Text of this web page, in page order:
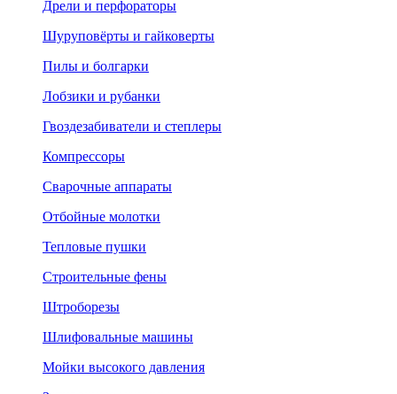
Дрели и перфораторы
Шуруповёрты и гайковерты
Пилы и болгарки
Лобзики и рубанки
Гвоздезабиватели и степлеры
Компрессоры
Сварочные аппараты
Отбойные молотки
Тепловые пушки
Строительные фены
Штроборезы
Шлифовальные машины
Мойки высокого давления